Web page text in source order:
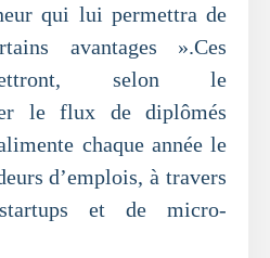
qui lui permettra de
avantages ».Ces
selon le
le flux de diplômés
chaque année le
d’emplois, à travers
et de micro-